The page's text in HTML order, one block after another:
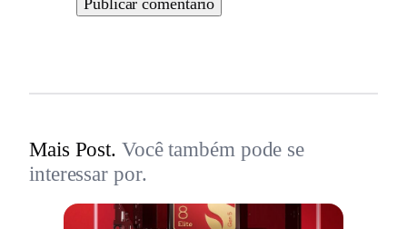
Mais Post. Você também pode se
interessar por.